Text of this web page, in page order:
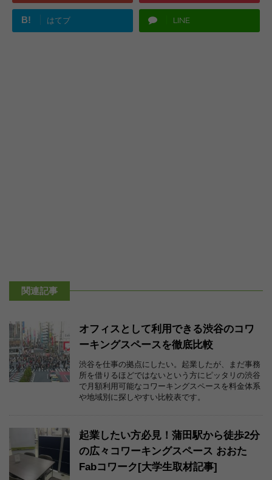
B! はてブ LINE
関連記事
オフィスとして利用できる渋谷のコワ
ーキングスペースを徹底比較
渋谷を仕事の拠点にしたい。起業したが、まだ事務
所を借りるほどではないという方にピッタリの渋谷
で月額利用可能なコワーキングスペースを料金体系
や地域別に探しやすい比較表です。
起業したい方必見！蒲田駅から徒歩2分
の広々コワーキングスペース おおた
Fabコワーク[大学生取材記事]